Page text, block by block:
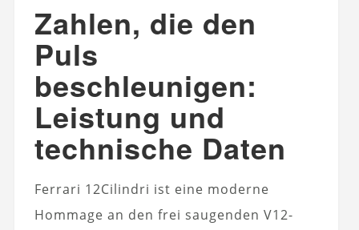
Zahlen, die den
Puls
beschleunigen:
Leistung und
technische Daten
Ferrari 12Cilindri ist eine moderne
Hommage an den frei saugenden V12-